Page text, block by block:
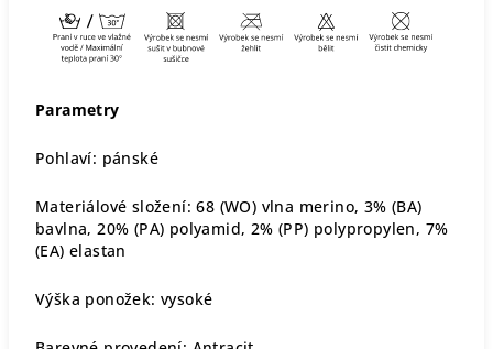
Parametry
Pohlaví: pánské
Materiálové složení: 68 (WO) vlna merino, 3% (BA)
bavlna, 20% (PA) polyamid, 2% (PP) polypropylen, 7%
(EA) elastan
Výška ponožek: vysoké